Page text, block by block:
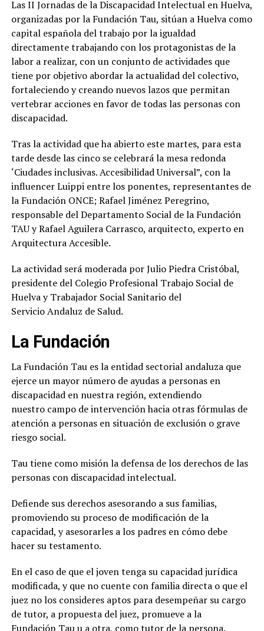
Las II Jornadas de la Discapacidad Intelectual en Huelva,
organizadas por la Fundación Tau, sitúan a Huelva como
capital española del trabajo por la igualdad
directamente trabajando con los protagonistas de la
labor a realizar, con un conjunto de actividades que
tiene por objetivo abordar la actualidad del colectivo,
fortaleciendo y creando nuevos lazos que permitan
vertebrar acciones en favor de todas las personas con
discapacidad.
Tras la actividad que ha abierto este martes, para esta
tarde desde las cinco se celebrará la mesa redonda
‘Ciudades inclusivas. Accesibilidad Universal”, con la
influencer Luippi entre los ponentes, representantes de
la Fundación ONCE; Rafael Jiménez Peregrino,
responsable del Departamento Social de la Fundación
TAU y Rafael Aguilera Carrasco, arquitecto, experto en
Arquitectura Accesible.
La actividad será moderada por Julio Piedra Cristóbal,
presidente del Colegio Profesional Trabajo Social de
Huelva y Trabajador Social Sanitario del
Servicio Andaluz de Salud.
La Fundación
La Fundación Tau es la entidad sectorial andaluza que
ejerce un mayor número de ayudas a personas en
discapacidad en nuestra región, extendiendo
nuestro campo de intervención hacia otras fórmulas de
atención a personas en situación de exclusión o grave
riesgo social.
Tau tiene como misión la defensa de los derechos de las
personas con discapacidad intelectual.
Defiende sus derechos asesorando a sus familias,
promoviendo su proceso de modificación de la
capacidad, y asesorarles a los padres en cómo debe
hacer su testamento.
En el caso de que el joven tenga su capacidad jurídica
modificada, y que no cuente con familia directa o que el
juez no los consideres aptos para desempeñar su cargo
de tutor, a propuesta del juez, promueve a la
Fundación Tau u a otra, como tutor de la persona.